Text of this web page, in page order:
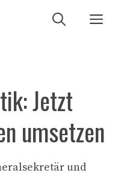
Jetzt
umsetzen
und